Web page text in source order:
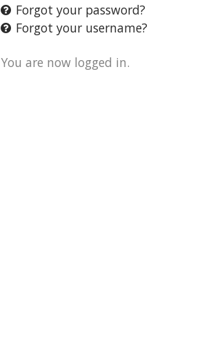
Forgot your password?
Forgot your username?
You are now logged in.